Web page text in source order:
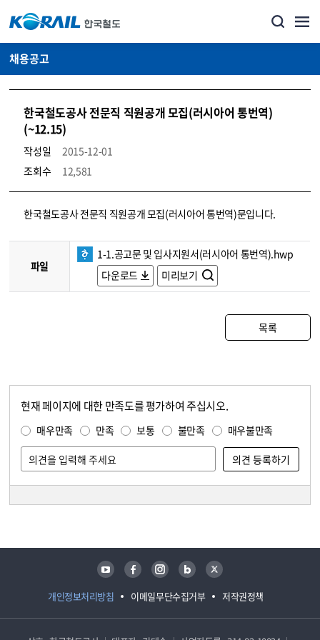
채용공고
한국철도공사 전문직 직원공개 모집(러시아어 통번역)
(~12.15)
작성일
2015-12-01
조회수
12,581
코레일소개_경영공시_채용공고 상세보기 – 내용, 파일, 담당자 연락처로 구성
한국철도공사 전문직 직원공개 모집(러시아어 통번역)문입니다.
파일
1-1.공고문 및 입사지원서(러시아어 통번역).hwp
다운로드
미리보기
목록
현재 페이지에 대한 만족도를 평가하여 주십시오.
매우만족 만족 보통 불만족 매우불만족
개인정보처리방침 이메일무단수집거부 저작권정책
유튜브 페이스북 인스타그램 블로그 트위터